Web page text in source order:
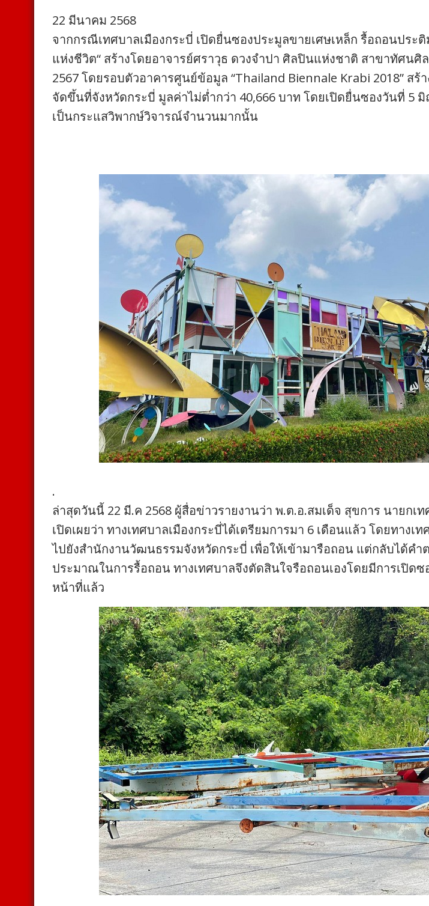
22 มีนาคม 2568
จากกรณีเทศบาลเมืองกระบี่ เปิดยื่นซองประมูลขายเศษเหล็ก รื้อถอนประติ
แห่งชีวิต“ สร้างโดยอาจารย์ศราวุธ ดวงจำปา ศิลปินแห่งชาติ สาขาทัศนศิ
2567 โดยรอบตัวอาคารศูนย์ข้อมูล “Thailand Biennale Krabi 2018” สร้
จัดขึ้นที่จังหวัดกระบี่ มูลค่าไม่ต่ำกว่า 40,666 บาท โดยเปิดยื่นซองวันที่ 5
เป็นกระแสวิพากษ์วิจารณ์จำนวนมากนั้น
.
ล่าสุดวันนี้ 22 มี.ค 2568 ผู้สื่อข่าวรายงานว่า พ.ต.อ.สมเด็จ สุขการ นายกเ
เปิดเผยว่า ทางเทศบาลเมืองกระบี่ได้เตรียมการมา 6 เดือนแล้ว โดยทางเ
ไปยังสำนักงานวัฒนธรรมจังหวัดกระบี่ เพื่อให้เข้ามารือถอน แต่กลับได้คำ
ประมาณในการรื้อถอน ทางเทศบาลจึงตัดสินใจรือถอนเองโดยมีการเปิด
หน้าที่แล้ว